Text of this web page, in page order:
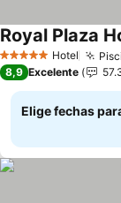
5 Estrellas Hotel
Royal Plaza
8,9 Excelente
Elige fechas